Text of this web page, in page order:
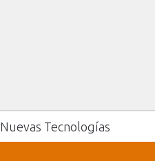
Nuevas Tecnologías